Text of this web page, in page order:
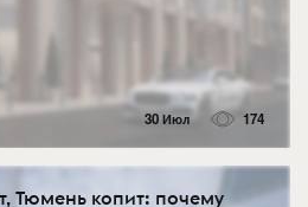
30 Июл 174
Тюмень копит: почему